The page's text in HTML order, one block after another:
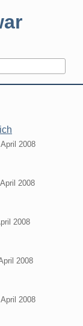
2008
2008
2008
2008
2008